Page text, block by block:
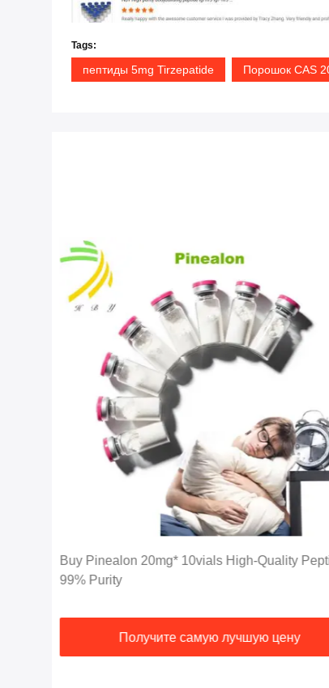
Tags:
пептиды 5mg Tirzepatide Порошок CAS
Buy Pinealon 20mg* 10vials High-Quality
99% Purity
Получите самую лучшую цену